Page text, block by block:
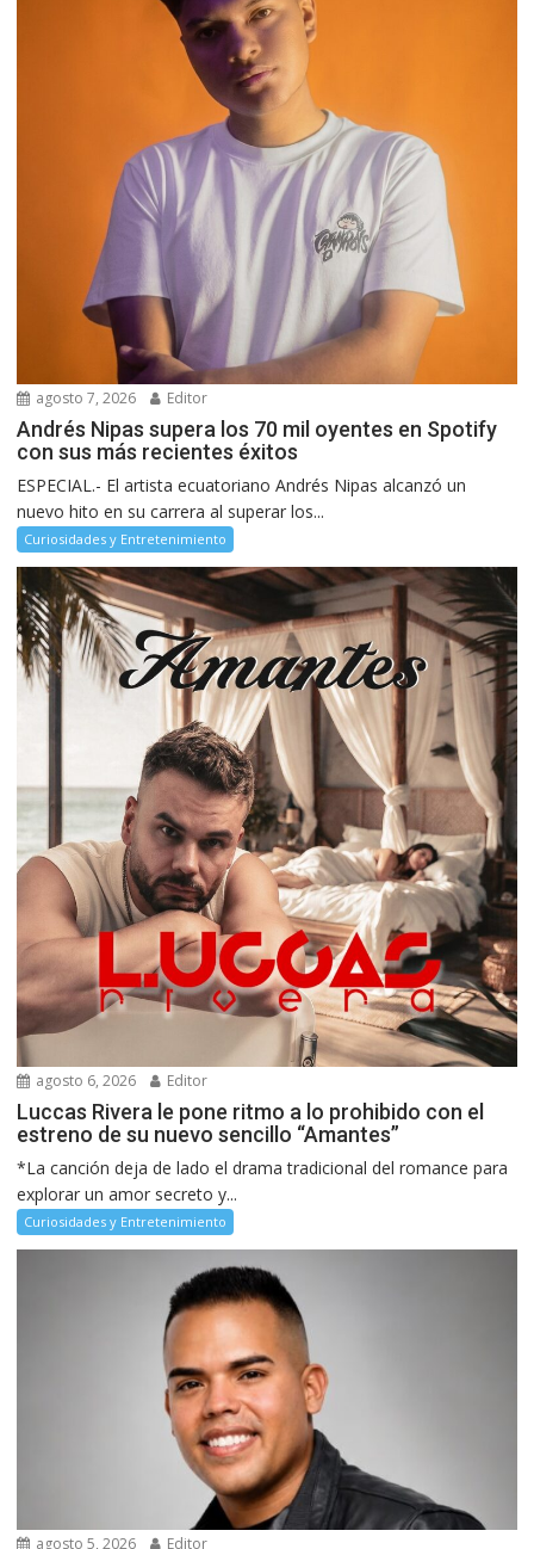
agosto 7, 2026 Editor
Andrés Nipas supera los 70 mil oyentes en Spotify
con sus más recientes éxitos
ESPECIAL.- El artista ecuatoriano Andrés Nipas alcanzó un
nuevo hito en su carrera al superar los...
Curiosidades y Entretenimiento
agosto 6, 2026 Editor
Luccas Rivera le pone ritmo a lo prohibido con el
estreno de su nuevo sencillo “Amantes”
*La canción deja de lado el drama tradicional del romance para
explorar un amor secreto y...
Curiosidades y Entretenimiento
agosto 5, 2026 Editor